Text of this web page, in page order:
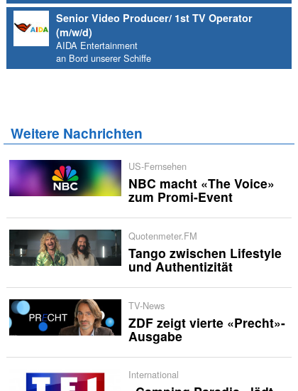
Senior Video Producer/ 1st TV Operator
(m/w/d)
AIDA Entertainment
an Bord unserer Schiffe
Weitere Nachrichten
US-Fernsehen
NBC macht «The Voice»
zum Promi-Event
Quotenmeter.FM
Tango zwischen Lifestyle
und Authentizität
TV-News
ZDF zeigt vierte «Precht»-
Ausgabe
International